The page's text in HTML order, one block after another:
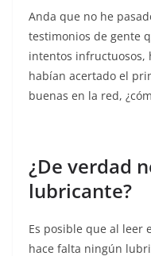
Anda que no he
testimonios de gente
intentos infructuosos,
habían acertado el
buenas en la red,
¿De verdad
lubricante?
Es posible que al leer
hace falta ningún